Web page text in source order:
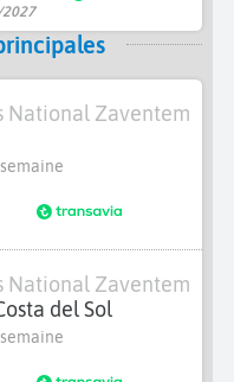
National Zaventem
National Zaventem
del Sol